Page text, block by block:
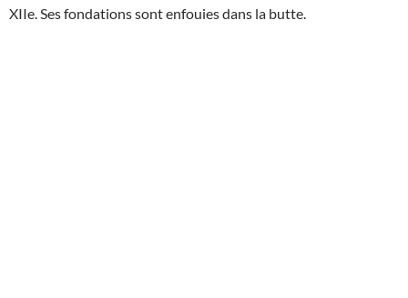
XIIe. Ses fondations sont enfouies dans la butte.